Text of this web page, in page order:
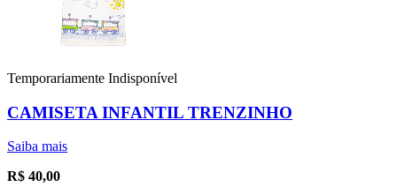
Temporariamente Indisponível
CAMISETA INFANTIL TRENZINHO
Saiba mais
R$ 40,00